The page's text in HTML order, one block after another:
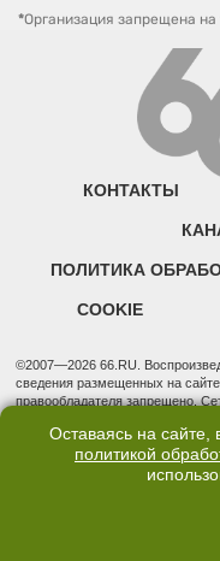
*Организация запрещена
КОНТАКТЫ
ПОЛИТИКА
COOKIE
©2007—2026 66.RU.
сведения размещенных на
правообладателя запрещено.
надзору в сфере связи,
(Роскомнадзор).
Учредитель: Общество с
3, оф. 7015 Фактический адрес
обл., г. Екатеринбург, ул.
info@news.66.ru Главный
Оставаясь на сайте,
политикой